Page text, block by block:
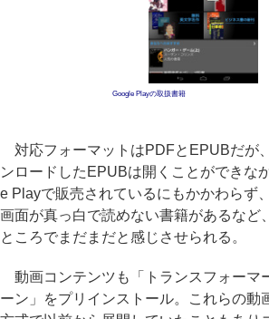
Google Playの取扱書籍
対応フォーマットはPDFとEPUBだが
ンロードしたEPUBは開くことができな
e Playで販売されているにもかかわらず
画面が真っ白で読めない書籍があるなど
ところでまだまだと感じさせられる。
動画コンテンツも「トランスフォーマ
ーン」をプリインストール。これらの動